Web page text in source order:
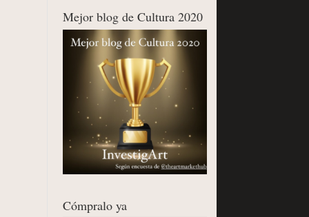
Mejor blog de Cultura 2020
Cómpralo ya